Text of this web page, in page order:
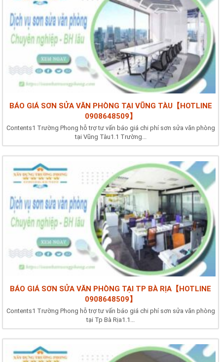
BÁO GIÁ SƠN SỬA VĂN PHÒNG TẠI VŨNG TÀU【HOTLINE
0908648509】
Contents1 Trường Phong hỗ trợ tư vấn báo giá chi phí sơn sửa văn phòng
tại Vũng Tàu1.1 Trường...
BÁO GIÁ SƠN SỬA VĂN PHÒNG TẠI TP BÀ RỊA【HOTLINE
0908648509】
Contents1 Trường Phong hỗ trợ tư vấn báo giá chi phí sơn sửa văn phòng
tại Tp Bà Rịa1.1...